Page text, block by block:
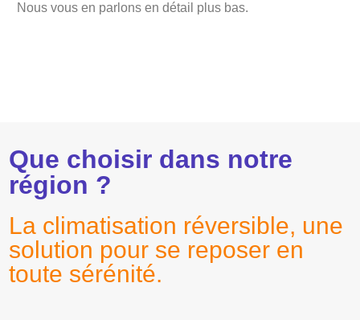
Nous vous en parlons en détail plus bas.
Que choisir dans notre
région ?
La climatisation réversible, une
solution pour se reposer en
toute sérénité.